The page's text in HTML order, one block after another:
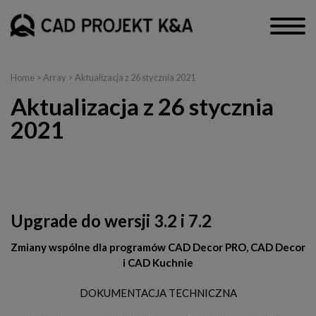
Home > Array > Aktualizacja z 26 stycznia 2021
Aktualizacja z 26 stycznia
2021
Upgrade do wersji 3.2 i 7.2
Zmiany wspólne dla programów CAD Decor PRO, CAD Decor
i CAD Kuchnie
DOKUMENTACJA TECHNICZNA